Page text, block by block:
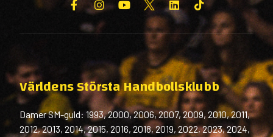
Världens Största Handbollsklubb
Damer SM-guld: 1993, 2000, 2006, 2007, 2009, 2010, 2011,
2012, 2013, 2014, 2015, 2016, 2018, 2019, 2022, 2023, 2024,